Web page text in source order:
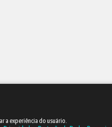
a experiência do usuário.